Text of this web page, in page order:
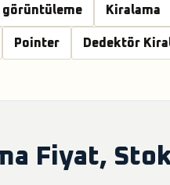
görüntüleme Kiralama
Pointer Dedektör
Fiyat,